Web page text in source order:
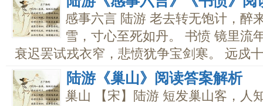
感事六言 陆游 老去转无饱计，醉
雪，寸心至死如丹。 书愤 镜里流
衰迟罢试戎衣窄，悲愤犹争宝剑寒。 远戍
陆游《巢山》阅读答案解析
巢山 【宋】陆游 短发巢山客，人